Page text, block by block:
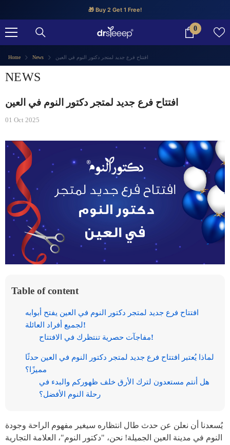
🎁 Buy 2 Get 1 Free!
0
0
Home News افتتاح فرع جديد لمتجر دكتور النوم في العين
NEWS
افتتاح فرع جديد لمتجر دكتور النوم في العين
01 Oct 2025
Table of content
افتتاح فرع جديد لمتجر دكتور النوم في العين يفتح أبوابه
لجميع أفراد العائلة!
مفاجآت حصرية تنتظرك في الافتتاح!
لماذا يُعتبر افتتاح فرع جديد لمتجر دكتور النوم في العين حدثًا
مميزًا؟
هل أنتم مستعدون لترك الأرق خلف ظهوركم والبدء في
رحلة النوم الأفضل؟
يُسعدنا أن نعلن عن حدث طال انتظاره سيغير مفهوم الراحة وجودة
النوم في مدينة العين الجميلة! نحن، "دكتور النوم"، العلامة التجارية